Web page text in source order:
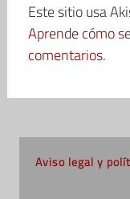
Este sitio usa
Aprende cómo
comentarios.
Aviso legal y